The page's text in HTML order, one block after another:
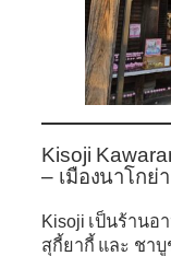
Kisoji
– เมืองนาโกย่า
Kisoji เป็นร้าน
สุกี้ยากี้ และ ชา